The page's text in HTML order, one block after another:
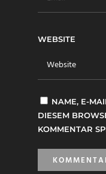
WEBSITE
NAME, E-
DIESEM
KOMMENTAR